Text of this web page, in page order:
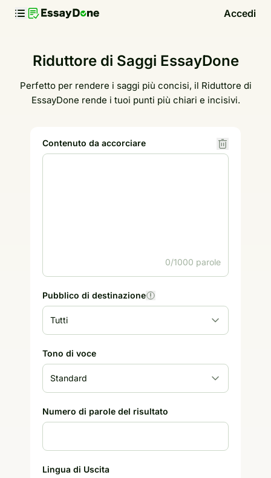
Accedi
Riduttore di Saggi EssayDone
Perfetto per rendere i saggi più concisi, il Riduttore di
EssayDone rende i tuoi punti più chiari e incisivi.
Contenuto da accorciare
0/1000 parole
Pubblico di destinazione
Tono di voce
Numero di parole del risultato
Lingua di Uscita